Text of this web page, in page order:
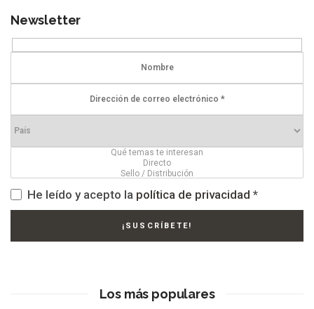
Newsletter
He leído y acepto la política de privacidad *
Los más populares